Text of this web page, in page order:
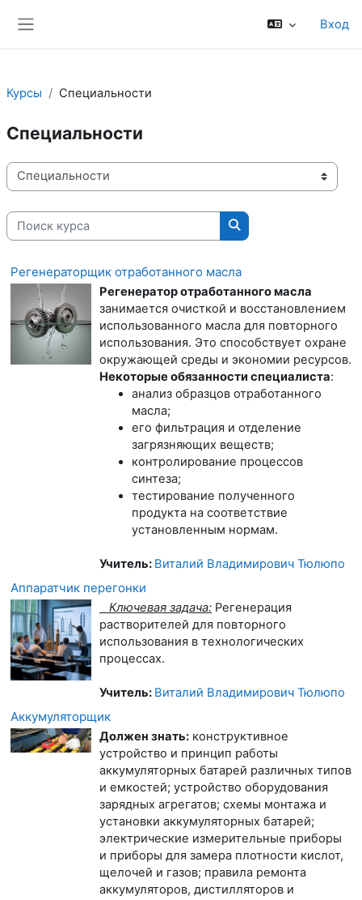
Вход
Курсы Специальности
Специальности
Категории курсов
Поиск курса
Поиск курса
Регенераторщик отработанного масла
Регенератор отработанного масла
занимается очисткой и восстановлением
использованного масла для повторного
использования. Это способствует охране
окружающей среды и экономии ресурсов.
Некоторые обязанности специалиста:
анализ образцов отработанного
масла;
его фильтрация и отделение
загрязняющих веществ;
контролирование процессов
синтеза;
тестирование полученного
продукта на соответствие
установленным нормам.
Учитель: Виталий Владимирович Тюлюпо
Аппаратчик перегонки
Ключевая задача: Регенерация
растворителей для повторного
использования в технологических
процессах.
Учитель: Виталий Владимирович Тюлюпо
Аккумуляторщик
Должен знать: конструктивное
устройство и принцип работы
аккумуляторных батарей различных типов
и емкостей; устройство оборудования
зарядных агрегатов; схемы монтажа и
установки аккумуляторных батарей;
электрические измерительные приборы
и приборы для замера плотности кислот,
щелочей и газов; правила ремонта
аккумуляторов, дистилляторов и